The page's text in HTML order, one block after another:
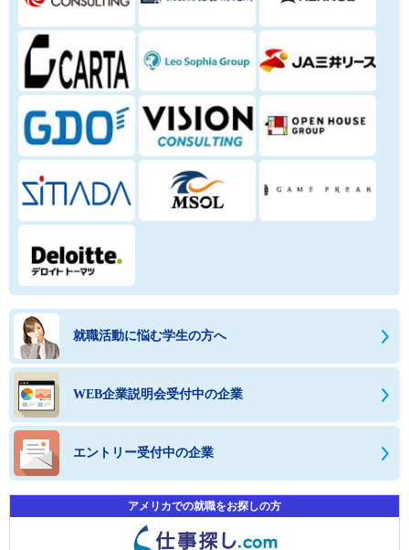
就職活動に悩む学生の方へ
WEB企業説明会受付中の企業
エントリー受付中の企業
アメリカでの就職をお探しの方